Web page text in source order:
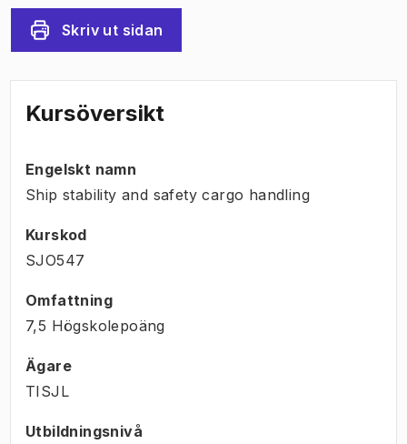
Skriv ut sidan
Kursöversikt
Engelskt namn
Ship stability and safety cargo handling
Kurskod
SJO547
Omfattning
7,5 Högskolepoäng
Ägare
TISJL
Utbildningsnivå